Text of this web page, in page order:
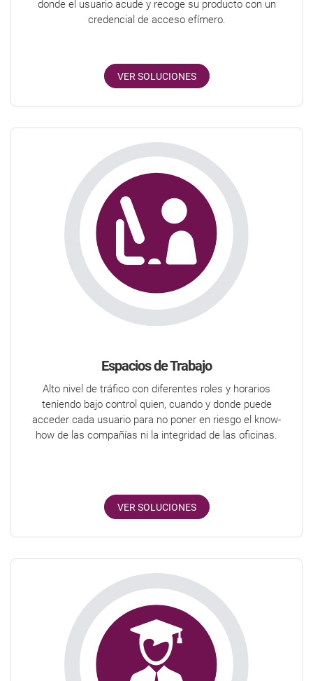
donde el usuario acude y recoge su producto con un
credencial de acceso efímero.
VER SOLUCIONES
Espacios de Trabajo
Alto nivel de tráfico con diferentes roles y horarios
teniendo bajo control quien, cuando y donde puede
acceder cada usuario para no poner en riesgo el know-
how de las compañías ni la integridad de las oficinas.
VER SOLUCIONES